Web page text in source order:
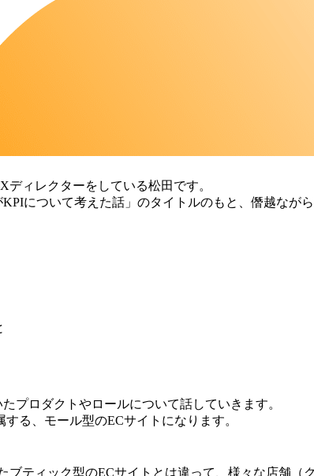
ィレクターをしている松田です。
について考えた話」のタイトルのもと、僭越なが
プロダクトやロールについて話していきます。
する、モール型のECサイトになります。
ブティック型のECサイトとは違って、様々な店舗